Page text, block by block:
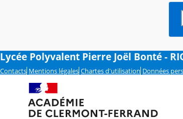
Lycée Polyvalent Pierre Joël Bonté -
Contacts Mentions légales Chartes d'utilisation Données